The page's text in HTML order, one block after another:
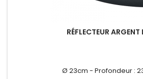
RÉFLECTEUR
Ø 23cm - Profondeur :